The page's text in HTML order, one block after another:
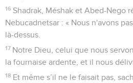
16 Shadrak, Méshak et Abed-Nego
Nebucadnetsar : « Nous n'avons
là-dessus.
17 Notre Dieu, celui que nous
la fournaise ardente, et il nous
18 Et même s’il ne le faisait pas,